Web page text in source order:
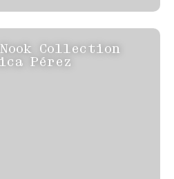
Collection
Pérez